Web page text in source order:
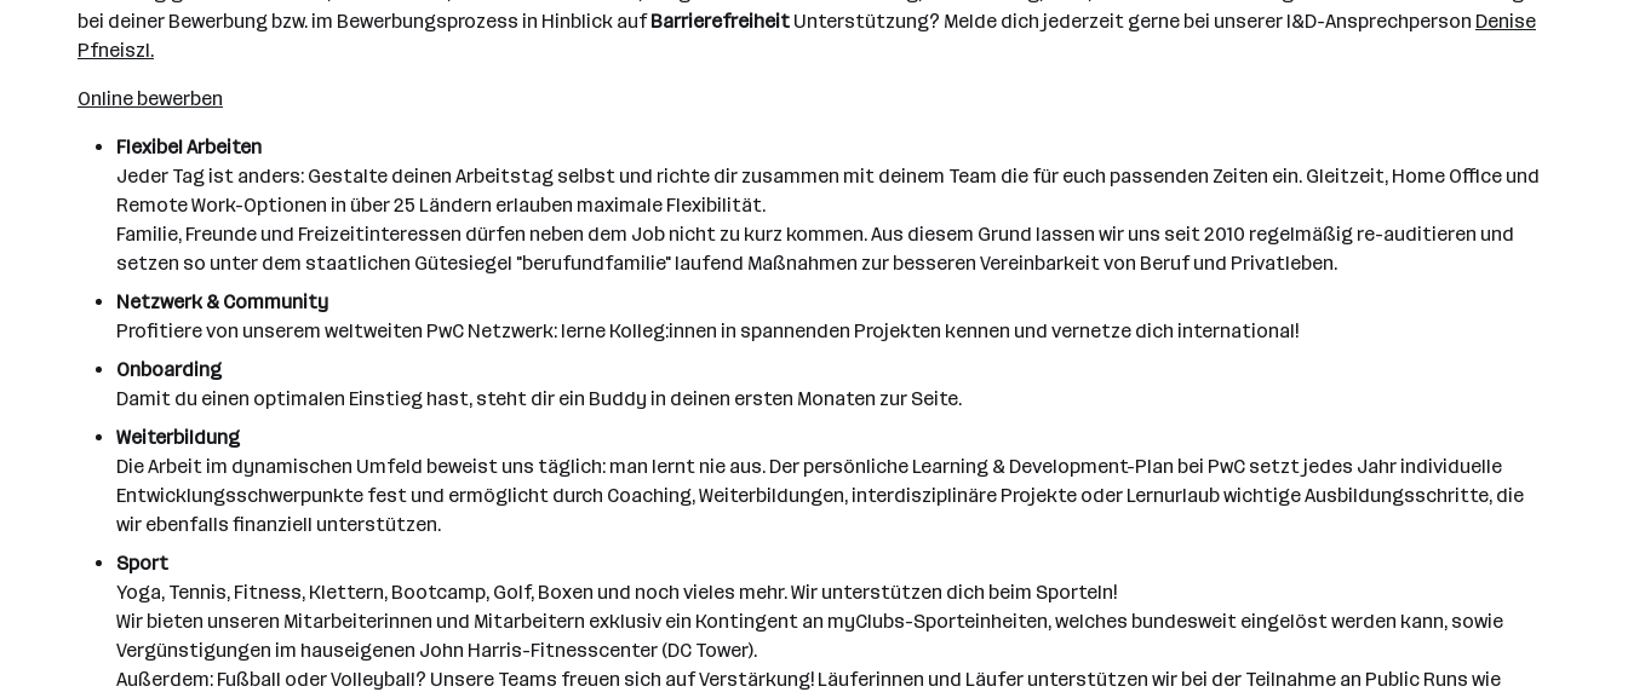
bei deiner Bewerbung bzw. im Bewerbungsprozess in Hinblick aufBarrierefreiheit Unterstützung? Melde dich jederzeit gerne bei unserer I&D-Ansprechperson Denise
Pfneiszl.
Online bewerben
Flexibel Arbeiten
Jeder Tag ist anders: Gestalte deinen Arbeitstag selbst und richte dir zusammen mit deinem Team die für euch passenden Zeiten ein. Gleitzeit, Home Office und
Remote Work-Optionen in über 25 Ländern erlauben maximale Flexibilität.
Familie, Freunde und Freizeitinteressen dürfen neben dem Job nicht zu kurz kommen. Aus diesem Grund lassen wir uns seit 2010 regelmäßig re-auditieren und
setzen so unter dem staatlichen Gütesiegel "berufundfamilie" laufend Maßnahmen zur besseren Vereinbarkeit von Beruf und Privatleben.
Netzwerk & Community
Profitiere von unserem weltweiten PwC Netzwerk: lerne Kolleg:innen in spannenden Projekten kennen und vernetze dich international!
Onboarding
Damit du einen optimalen Einstieg hast, steht dir ein Buddy in deinen ersten Monaten zur Seite.
Weiterbildung
Die Arbeit im dynamischen Umfeld beweist uns täglich: man lernt nie aus. Der persönliche Learning & Development-Plan bei PwC setzt jedes Jahr individuelle
Entwicklungsschwerpunkte fest und ermöglicht durch Coaching, Weiterbildungen, interdisziplinäre Projekte oder Lernurlaub wichtige Ausbildungsschritte, die
wir ebenfalls finanziell unterstützen.
Sport
Yoga, Tennis, Fitness, Klettern, Bootcamp, Golf, Boxen und noch vieles mehr. Wir unterstützen dich beim Sporteln!
Wir bieten unseren Mitarbeiterinnen und Mitarbeitern exklusiv ein Kontingent an myClubs-Sporteinheiten, welches bundesweit eingelöst werden kann, sowie
Vergünstigungen im hauseigenen John Harris-Fitnesscenter (DC Tower).
Außerdem: Fußball oder Volleyball? Unsere Teams freuen sich auf Verstärkung! Läuferinnen und Läufer unterstützen wir bei der Teilnahme an Public Runs wie